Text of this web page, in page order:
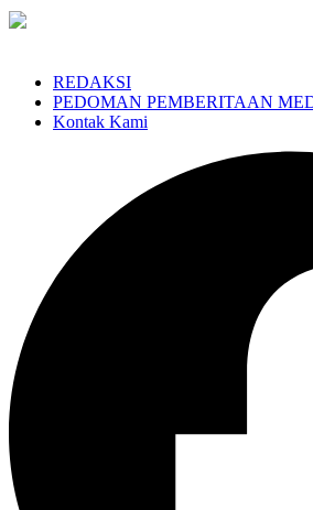
REDAKSI
PEDOMAN PEMBERITAAN
Kontak Kami